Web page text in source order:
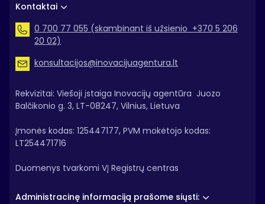
Kontaktai
0 700 77 055 (skambinant iš užsienio +370 5 206
20 02)
konsultacijos@inovacijuagentura.lt
Rekvizitai: Viešoji įstaiga Inovacijų agentūra Juozo
Balčikonio g. 3, LT-08247, Vilnius, Lietuva
Įmonės kodas: 125447177, PVM mokėtojo kodas:
LT254471716
Duomenys tvarkomi VĮ Registrų centras
Administracinę informaciją prašome siųsti: